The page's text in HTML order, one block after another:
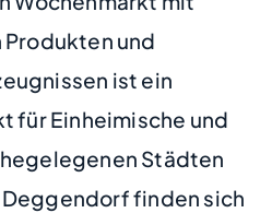
und
ist ein
für Einheimische und
Städten
finden sich